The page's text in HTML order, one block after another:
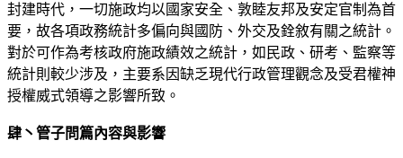
封建時代，一切施政均以國家安全、敦睦友邦及安定官制為首
要，故各項政務統計多偏向與國防、外交及銓敘有關之統計。
對於可作為考核政府施政績效之統計，如民政、研考、監察等
統計則較少涉及，主要系因缺乏現代行政管理觀念及受君權神
授權威式領導之影響所致。
肆丶管子問篇內容與影響